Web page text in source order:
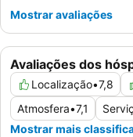
Avaliações dos
Localização•7,8
Atmosfera•7,1
Mostrar mais
Mostrar avaliações